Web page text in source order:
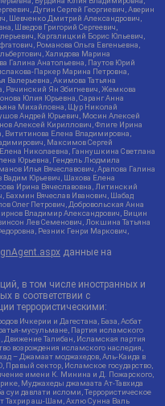
Дугин Сергей Георгиевич, Аверин
Шевченко Дмитрий Александрович,
Шведов Григорий Сергеевич,
Каргалицкий Борис Юльевич,
Романова Ольга Евгеньевна,
Халидова Марина
Галина Анатольевна, Паутов Юрий
Паркер Марина Петровна,
Валерьевна, Акимова Татьяна
Рачинский Ян Збигневич, Жемкова
Юлия Юрьевна, Саранг Анна
Михайловна, Щур Николай
Андрей Юрьевич, Мосин Алексей
Алексей Кириллович, Флиге Ирина
Елена Владимировна,
Максимов Сергей
Николаевна, Ганнушкина Светлана
Юрьевна, Гендель Людмила
Илья Вячеславович, Арапова Галина
Вадим Юрьевич, Шахова Елена
Ирина Вячеславовна, Литинский
Бахмин Вячеслав Иванович, Шабад
Олег Петрович, Добровольская Анна
Владимир Александрович, Вицин
Лев Семенович, Локшина Татьяна
Резник Генри Маркович,
данные на
в том числе иностранных и
в соответствии с
террористическими:
Ичкерии и Дагестана, База, Асбат
мусульмане, Партия исламского
Движение Талибан, Исламская партия
возрождения исламского наследия,
– Джамаат моджахедов, Аль-Каида в
сектор, Исламское государство,
имени К. Минина и Д. Пожарского,
Муджахеды джамаата Ат-Тавхида
давлати исломи, Террористическое
Тахрир аш-Шам, Ахлю Сунна Валь